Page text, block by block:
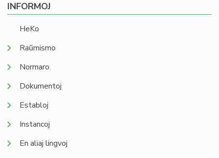
INFORMOJ
HeKo
Raŭmismo
Normaro
Dokumentoj
Establoj
Instancoj
En aliaj lingvoj